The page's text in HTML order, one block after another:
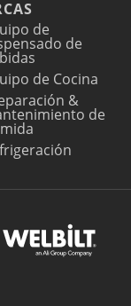
de
de
de Cocina
&
de